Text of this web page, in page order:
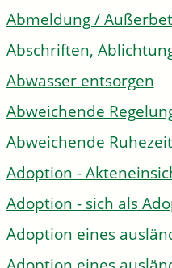
Abmeldung /
Abschriften,
Abwasser entsorgen
Abweichende
Abweichende
Adoption -
Adoption - sich als
Adoption eines